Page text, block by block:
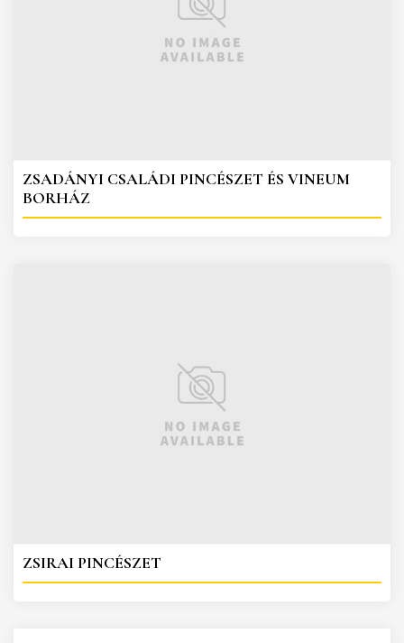
ZSADÁNYI CSALÁDI PINCÉSZET ÉS VINEUM
BORHÁZ
ZSIRAI PINCÉSZET